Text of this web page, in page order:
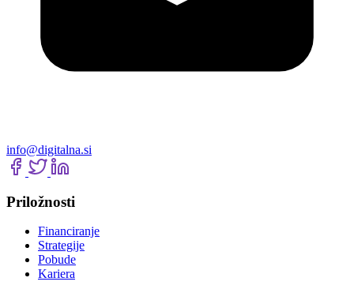
info@digitalna.si
Priložnosti
Financiranje
Strategije
Pobude
Kariera